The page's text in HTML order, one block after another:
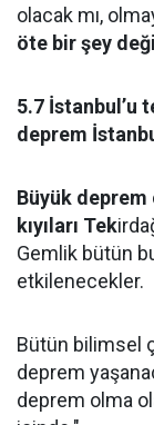
olacak mı,
öte bir şey
5.7 İstanbul’u
deprem
Büyük
kıyıları Tek
Gemlik bütün
etkilenecekler.
Bütün bilimsel
deprem
deprem olma